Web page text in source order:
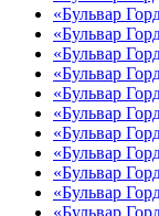
«Бульвар
«Бульвар
«Бульвар
«Бульвар
«Бульвар
«Бульвар
«Бульвар
«Бульвар
«Бульвар
«Бульвар
«Бульвар